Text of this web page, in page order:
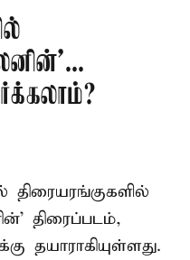
திரையரங்குகளில்
திரைப்படம்,
தயாராகியுள்ளது.